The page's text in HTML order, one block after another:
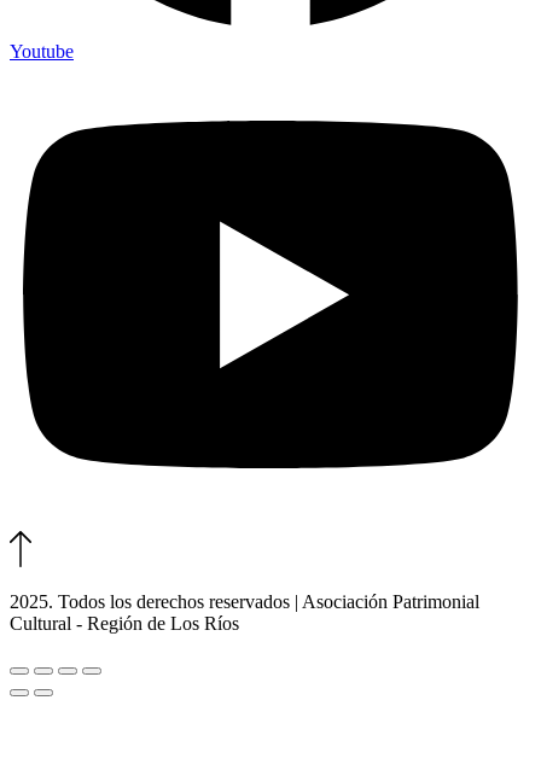
Youtube
2025. Todos los derechos reservados | Asociación Patrimonial
Cultural - Región de Los Ríos